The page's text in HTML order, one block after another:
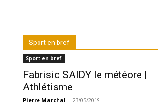
Sport en bref
Sport en bref
Fabrisio SAIDY le météore |
Athlétisme
Pierre Marchal - 23/05/2019